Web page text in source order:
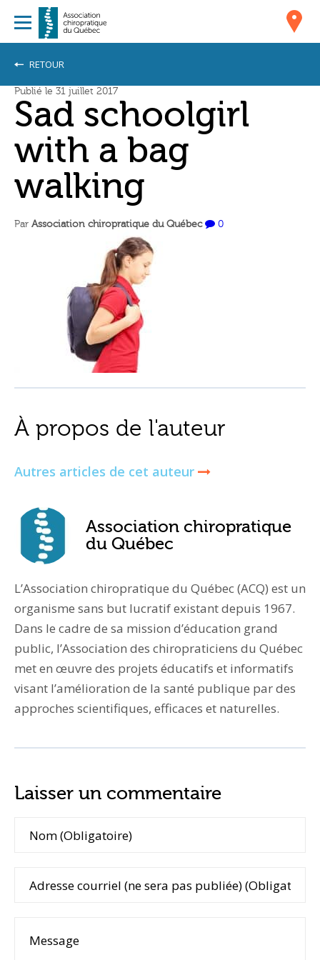
RETOUR
Publié le 31 juillet 2017
Sad schoolgirl
with a bag
walking
Par Association chiropratique du Québec 0
À propos de l'auteur
Autres articles de cet auteur
Association chiropratique
du Québec
L’Association chiropratique du Québec (ACQ) est un
organisme sans but lucratif existant depuis 1967.
Dans le cadre de sa mission d’éducation grand
public, l’Association des chiropraticiens du Québec
met en œuvre des projets éducatifs et informatifs
visant l’amélioration de la santé publique par des
approches scientifiques, efficaces et naturelles.
Laisser un commentaire